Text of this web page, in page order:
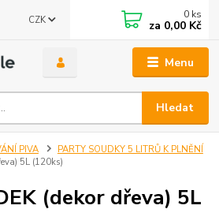
Menu
CZK
Hledat
0 ks
za 0,00 Kč
PIVA
PARTY SOUDKY 5 LITRŮ K PLNĚNÍ
5L (120ks)
(dekor dřeva) 5L